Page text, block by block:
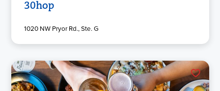
30hop
1020 NW Pryor Rd., Ste. G